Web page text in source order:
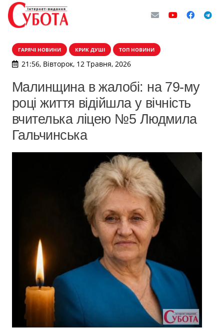
ГАРЯЧІ НОВИНИ КРИК ДУШІ ТОП НОВИНИ
21:56, Вівторок, 12 Травня, 2026
Малинщина в жалобі: на 79-му
році життя відійшла у вічність
вчителька ліцею №5 Людмила
Гальчинська